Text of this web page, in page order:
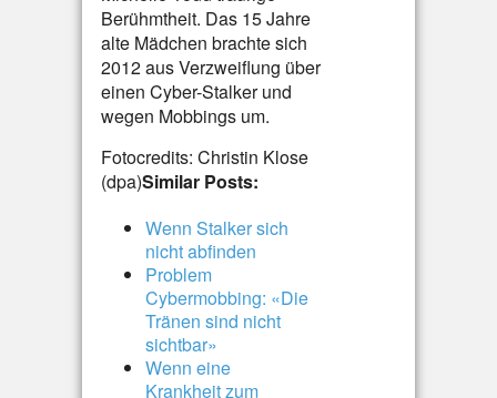
Berühmtheit. Das 15 Jahre
alte Mädchen brachte sich
2012 aus Verzweiflung über
einen Cyber-Stalker und
wegen Mobbings um.
Fotocredits: Christin Klose
(dpa)Similar Posts:
Wenn Stalker sich
nicht abfinden
Problem
Cybermobbing: «Die
Tränen sind nicht
sichtbar»
Wenn eine
Krankheit zum